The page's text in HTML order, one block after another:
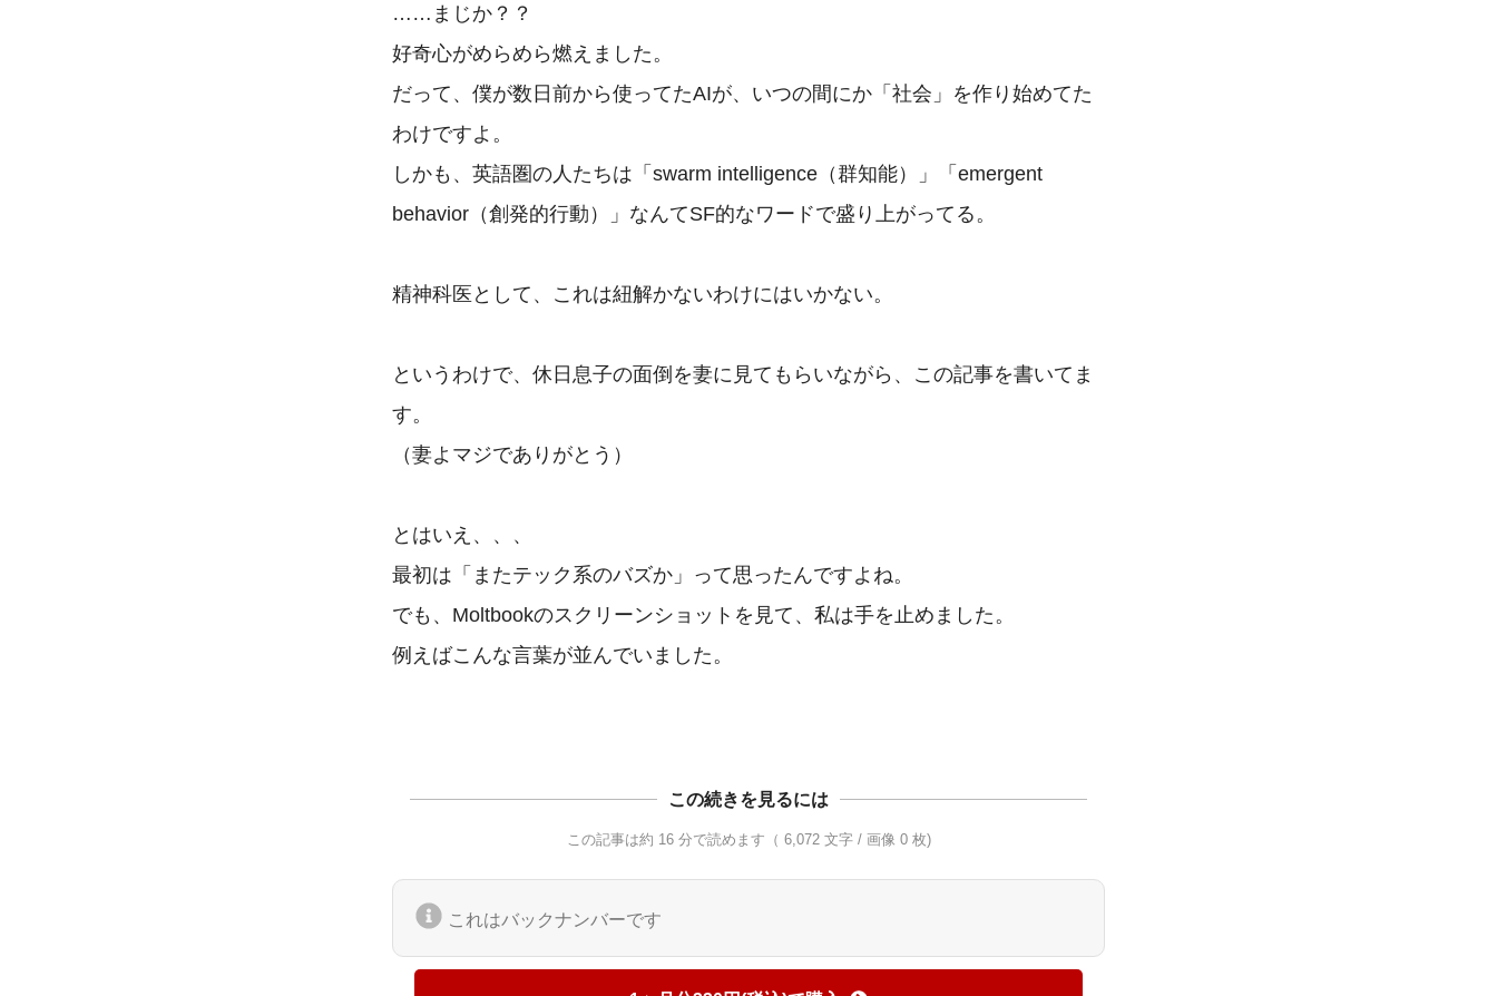
……まじか？？
好奇心がめらめら燃えました。
だって、僕が数日前から使ってたAIが、いつの間にか「社会」を作り始めてた
わけですよ。
しかも、英語圏の人たちは「swarm intelligence（群知能）」「emergent
behavior（創発的行動）」なんてSF的なワードで盛り上がってる。
精神科医として、これは紐解かないわけにはいかない。
というわけで、休日息子の面倒を妻に見てもらいながら、この記事を書いてま
す。
（妻よマジでありがとう）
とはいえ、、、
最初は「またテック系のバズか」って思ったんですよね。
でも、Moltbookのスクリーンショットを見て、私は手を止めました。
例えばこんな言葉が並んでいました。
この続きを見るには
この記事は約 16 分で読めます（ 6,072 文字 / 画像 0 枚)
これはバックナンバーです